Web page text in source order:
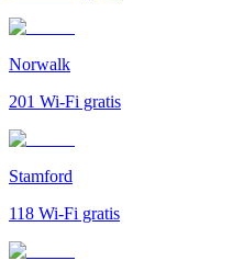
Norwalk
201 Wi-Fi gratis
Stamford
118 Wi-Fi gratis